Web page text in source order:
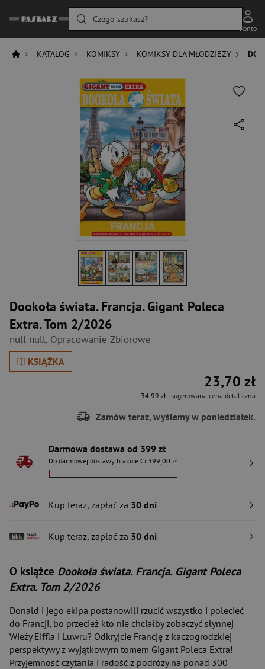
Czego szukasz?
Konto
KATALOG KOMIKSY KOMIKSY DLA MŁODZIEŻY
Dookoła świata. Francja. Gigant Poleca
Extra. Tom 2/2026
null null, Opracowanie Zbiorowe
KSIĄŻKA
23,70 zł
34,99 zł- sugerowana cena detaliczna
Zamów teraz, wyślemy w poniedziałek.
Darmowa dostawa od 399 zł
Do darmowej dostawy brakuje Ci 399,00 zł
Kup teraz, zapłać za 30 dni
Kup teraz, zapłać za 30 dni
O książce Dookoła świata. Francja. Gigant Poleca
Extra. Tom 2/2026
Donald i jego ekipa postanowili rzucić wszystko i polecieć
do Francji, bo przecież kto nie chciałby zobaczyć słynnej
Wieży Eiffla i Luwru? Odkryjcie Francję z kaczogrodzkiej
perspektywy z wyjątkowym tomem Gigant Poleca Extra!
Przyjemność czytania i radość z podróży na ponad 300